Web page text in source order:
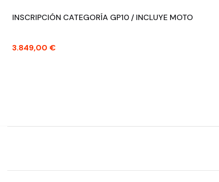
INSCRIPCIÓN CATEGORÍA GP10 / INCLUYE MOTO
Precio
3.849,00 €